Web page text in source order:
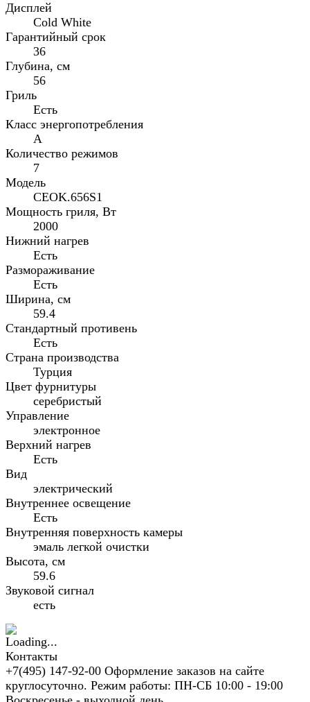
Дисплей
Cold White
Гарантийный срок
36
Глубина, см
56
Гриль
Есть
Класс энергопотребления
А
Количество режимов
7
Модель
CEOK.656S1
Мощность гриля, Вт
2000
Нижний нагрев
Есть
Размораживание
Есть
Ширина, см
59.4
Стандартный противень
Есть
Страна производства
Турция
Цвет фурнитуры
серебристый
Управление
электронное
Верхний нагрев
Есть
Вид
электрический
Внутреннее освещение
Есть
Внутренняя поверхность камеры
эмаль легкой очистки
Высота, см
59.6
Звуковой сигнал
есть
Контакты
+7(495) 147-92-00 Оформление заказов на сайте
круглосуточно. Режим работы: ПН-СБ 10:00 - 19:00